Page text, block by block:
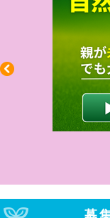
募